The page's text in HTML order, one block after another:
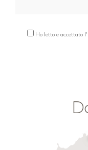
Ho letto e accettato